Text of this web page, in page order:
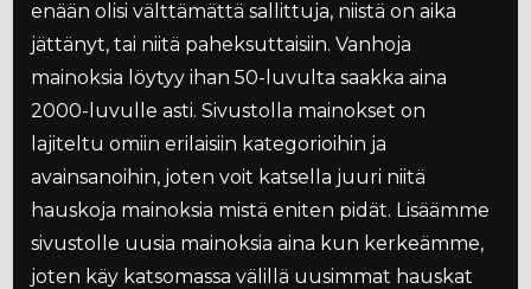
enään olisi välttämättä sallittuja, niistä on aika
jättänyt, tai niitä paheksuttaisiin. Vanhoja
mainoksia löytyy ihan 50-luvulta saakka aina
2000-luvulle asti. Sivustolla mainokset on
lajiteltu omiin erilaisiin kategorioihin ja
avainsanoihin, joten voit katsella juuri niitä
hauskoja mainoksia mistä eniten pidät. Lisäämme
sivustolle uusia mainoksia aina kun kerkeämme,
joten käy katsomassa välillä uusimmat hauskat